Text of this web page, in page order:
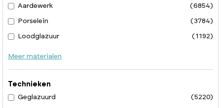
Aardewerk (6854)
Porselein (3784)
Loodglazuur (1192)
Meer materialen
Technieken
Geglazuurd
(5220)